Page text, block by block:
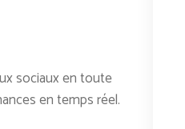
sociaux en toute
en temps réel.